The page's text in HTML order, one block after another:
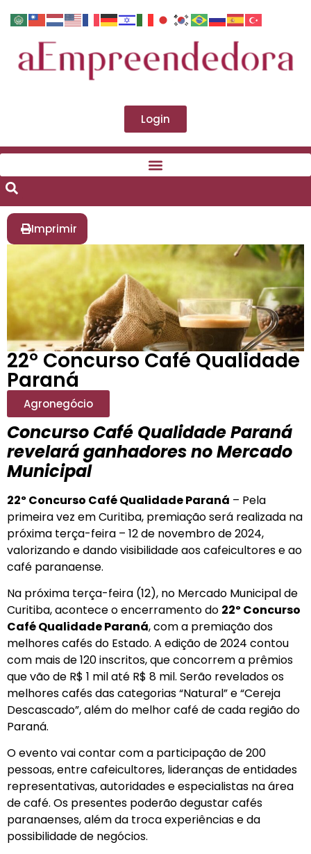
Login
Imprimir
22º Concurso Café Qualidade
Paraná
Agronegócio
Concurso Café Qualidade Paraná
revelará ganhadores no Mercado
Municipal
22º Concurso Café Qualidade Paraná – Pela
primeira vez em Curitiba, premiação será realizada na
próxima terça-feira – 12 de novembro de 2024,
valorizando e dando visibilidade aos cafeicultores e ao
café paranaense.
Na próxima terça-feira (12), no Mercado Municipal de
Curitiba, acontece o encerramento do 22º Concurso
Café Qualidade Paraná, com a premiação dos
melhores cafés do Estado. A edição de 2024 contou
com mais de 120 inscritos, que concorrem a prêmios
que vão de R$ 1 mil até R$ 8 mil. Serão revelados os
melhores cafés das categorias “Natural” e “Cereja
Descascado”, além do melhor café de cada região do
Paraná.
O evento vai contar com a participação de 200
pessoas, entre cafeicultores, lideranças de entidades
representativas, autoridades e especialistas na área
de café. Os presentes poderão degustar cafés
paranaenses, além da troca experiências e da
possibilidade de negócios.